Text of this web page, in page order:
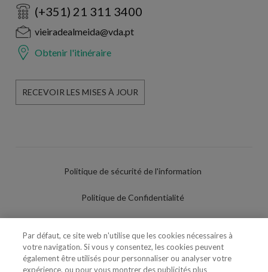
(+351) 21 311 3400
vieiradealmeida@vda.pt
Obtenir l'itinéraire
RECEVOIR LES MISES À JOUR
Politique de sécurité de l'information
Politique de Confidentialité
Politique de Cookies
Par défaut, ce site web n'utilise que les cookies nécessaires à
votre navigation. Si vous y consentez, les cookies peuvent
également être utilisés pour personnaliser ou analyser votre
expérience, ou pour vous montrer des publicités plus